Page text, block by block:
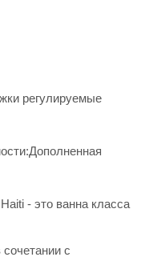
регулируемые
- это ванна класса
с